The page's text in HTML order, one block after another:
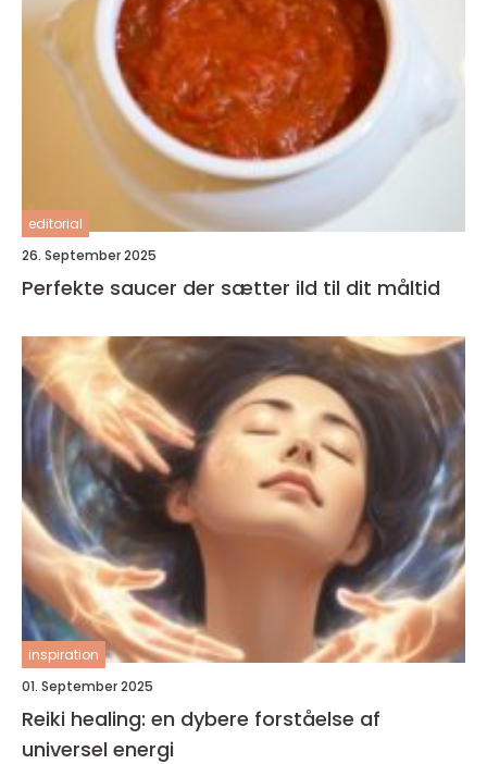
editorial
26. September 2025
Perfekte saucer der sætter ild til dit måltid
inspiration
01. September 2025
Reiki healing: en dybere forståelse af
universel energi